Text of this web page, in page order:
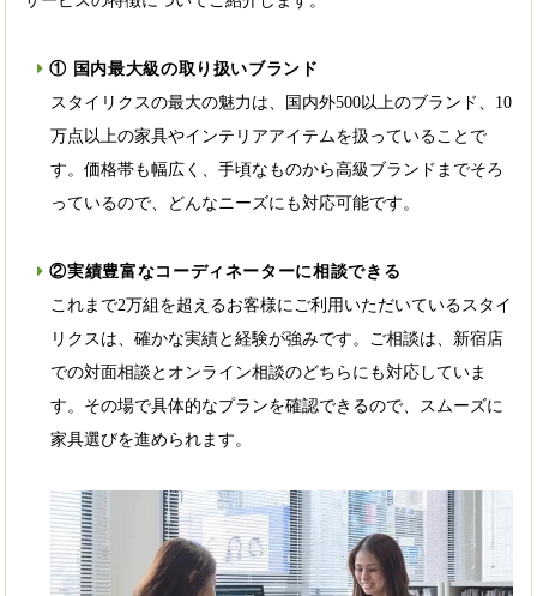
① 国内最大級の取り扱いブランド
スタイリクスの最大の魅力は、国内外500以上のブランド、10
万点以上の家具やインテリアアイテムを扱っていることで
す。価格帯も幅広く、手頃なものから高級ブランドまでそろ
っているので、どんなニーズにも対応可能です。
②実績豊富なコーディネーターに相談できる
これまで2万組を超えるお客様にご利用いただいているスタイ
リクスは、確かな実績と経験が強みです。ご相談は、新宿店
での対面相談とオンライン相談のどちらにも対応していま
す。その場で具体的なプランを確認できるので、スムーズに
家具選びを進められます。